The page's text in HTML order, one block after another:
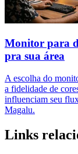
Monitor para
pra sua área
A escolha do
a fidelidade de
influenciam seu
Magalu.
Links